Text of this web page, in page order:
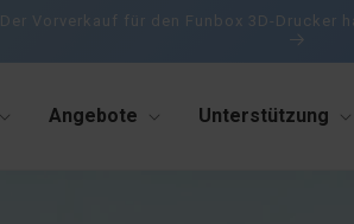
Der Vorverkauf für den Funbox 3D-Drucker
Angebote Unterstützung